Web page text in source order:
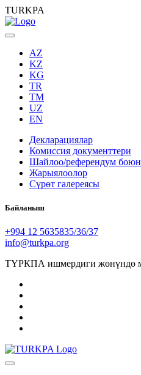
TURKPA
AZ
KZ
KG
TR
TM
UZ
EN
Декларациялар
Комиссия документтери
Шайлоо/референдум
Жарыялоолор
Сүрөт галереясы
Байланыш
+994 12 5635835/36/37
info@turkpa.org
ТҮРКПА ишмердиги жөнүндө